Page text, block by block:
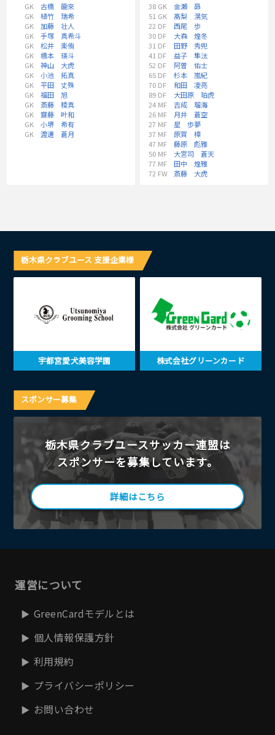
GK
古橋 龍來
GK
植竹 瑞希
GK
加藤 壮人
GK
手塚 真希斗
GK
松井 楽侑
GK
橋本 瑛斗
GK
神山 大虎
GK
小池 拓真
GK
平田 丈殊
GK
福田 旭
GK
斎藤 稜真
GK
齋藤 叶和
GK
小堺 希有
GK
渡邊 蒼月
38 GK
金瀬 昴
51 GK
髙梨 滉気
22 DF
西尾 歩
30 DF
大森 煌冬
31 DF
田野 秀兜
41 DF
益子 隼汰
52 DF
阿曽 佑士
65 DF
杉本 嵐紀
70 DF
和田 凌亮
89 DF
大田原 珀虎
24 MF
吉成 瑠海
26 MF
月井 蒼空
27 MF
星 歩夢
37 MF
原賀 樟
47 MF
藤原 彪雅
50 MF
大宮司 蒼天
77 MF
田中 煌雅
72 FW 斎藤 大虎
栃木県クラブユース 支援企業様
宇都宮愛犬美容学園 株式会社グリーンカード
スポンサー募集
栃木県クラブユースサッカー連盟は
スポンサーを募集しています。
詳細はこちら
運営について
GreenCardモデルとは
個人情報保護方針
利用規約
プライバシーポリシー
お問い合わせ